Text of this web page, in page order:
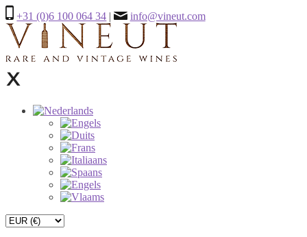
+31 (0)6 100 064 34 | info@vineut.com